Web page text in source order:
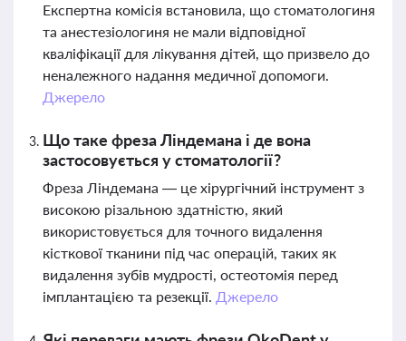
Експертна комісія встановила, що стоматологиня
та анестезіологиня не мали відповідної
кваліфікації для лікування дітей, що призвело до
неналежного надання медичної допомоги.
Джерело
Що таке фреза Ліндемана і де вона
застосовується у стоматології?
Фреза Ліндемана — це хірургічний інструмент з
високою різальною здатністю, який
використовується для точного видалення
кісткової тканини під час операцій, таких як
видалення зубів мудрості, остеотомія перед
імплантацією та резекції. Джерело